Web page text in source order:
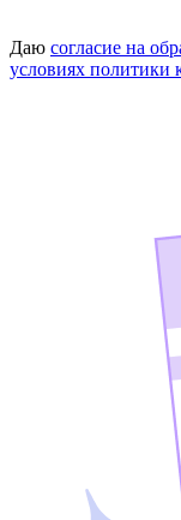
Даю согласие на
условиях политики